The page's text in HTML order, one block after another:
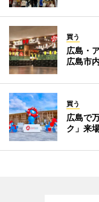
買う
広島・
広島市
買う
広島で
ク」来